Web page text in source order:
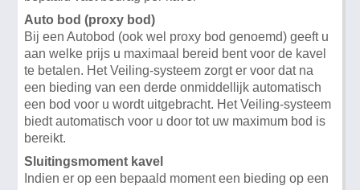
Auto bod (proxy bod)
Bij een Autobod (ook wel proxy bod genoemd) geeft u
aan welke prijs u maximaal bereid bent voor de kavel
te betalen. Het Veiling-systeem zorgt er voor dat na
een bieding van een derde onmiddellijk automatisch
een bod voor u wordt uitgebracht. Het Veiling-systeem
biedt automatisch voor u door tot uw maximum bod is
bereikt.
Sluitingsmoment kavel
Indien er op een bepaald moment een bieding op een